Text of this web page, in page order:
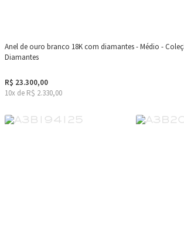
Anel de ouro branco 18K com diamantes - Médio -
Diamantes
R$ 23.300,00
10x de R$ 2.330,00